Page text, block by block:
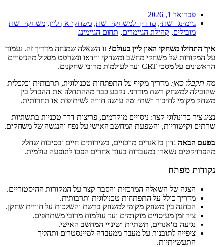
פברואר 1, 2026
גיימינג רשתי, מדריך למשחקי רשת, משחקי און ליין, משחקי רשת
מובילים, קהילת הגיימרים, תחום הגיימינג
איך התחילו משחקי האון ליין בעולם? זו השאלה שמנחה מדריך זה. נעמוד
על המקורות של משחקי מחשב ומשחקי ווידאו ונשרטט מסלול מהניסויים
הראשונים על מסכי CRT ועד לעולמות מרובי שחקנים.
מה תקבלו כאן: מדריך מקיף על התפתחות טכנולוגית, תרבותית וכלכלית
שהובילה למשחק רשת מודרני. נקבע כבר מההתחלה את ההבדל בין
משחק מקומי לחיבור רשתי ומה עושה חוויה לשיתופית או תחרותית.
נציג ציר כרונולוגי קצר: ניסויים מוקדמים, פריצות דרך טכניות בתשתיות
שרתים וקישוריות, והשפעת המחשב האישי על נפח והנגשה של משחקים.
בפעם הבאה נדון בז'אנרים מרכזיים, בשירותים חיים ובסיבות שחלק
מהפרויקטים נשארו במעבדות בעוד אחרים הפכו לתופעה עולמית.
נקודות מפתח
הצגה של השאלה המרכזית והסבר קצר על המקורות ההיסטוריים.
מדריך כולל על התפתחות טכנולוגית ותרבותית.
הבחנה בין משחק מקומי למשחק ברשת והשלכות על חוויית שחקן.
ציר זמן מעיסויים מוקדמים ועד עולמות מרובי משתתפים.
נגיעה בז'אנרים, תשתיות ושינויי המחשב האישי.
ציפייה לתובנות על מעבר ממעבדה למיינסטרים ותהליך
התעשייתיות.